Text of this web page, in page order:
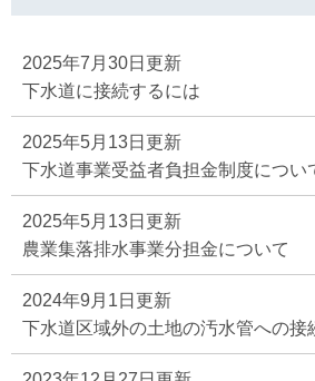
2025年7月30日更新
下水道に接続するには
2025年5月13日更新
下水道事業受益者負担金制度につい
2025年5月13日更新
農業集落排水事業分担金について
2024年9月1日更新
下水道区域外の土地の汚水管への接